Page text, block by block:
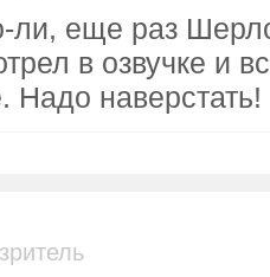
ли, еще раз
в озвучке и
Надо наверстать!